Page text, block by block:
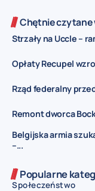
Chętnie
Strzały na Uccle –
Opłaty Recupel
Rząd federalny
Remont dworca
Belgijska armia
–...
Popularne
Społeczeństwo